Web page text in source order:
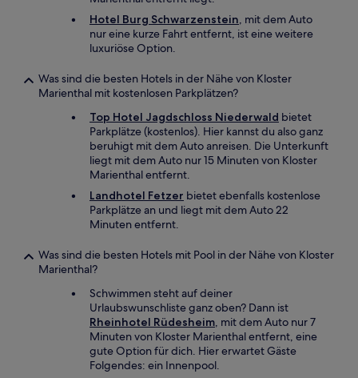
Hotel Burg Schwarzenstein, mit dem Auto
nur eine kurze Fahrt entfernt, ist eine weitere
luxuriöse Option.
Was sind die besten Hotels in der Nähe von Kloster
Marienthal mit kostenlosen Parkplätzen?
Top Hotel Jagdschloss Niederwald bietet
Parkplätze (kostenlos). Hier kannst du also ganz
beruhigt mit dem Auto anreisen. Die Unterkunft
liegt mit dem Auto nur 15 Minuten von Kloster
Marienthal entfernt.
Landhotel Fetzer bietet ebenfalls kostenlose
Parkplätze an und liegt mit dem Auto 22
Minuten entfernt.
Was sind die besten Hotels mit Pool in der Nähe von Kloster
Marienthal?
Schwimmen steht auf deiner
Urlaubswunschliste ganz oben? Dann ist
Rheinhotel Rüdesheim, mit dem Auto nur 7
Minuten von Kloster Marienthal entfernt, eine
gute Option für dich. Hier erwartet Gäste
Folgendes: ein Innenpool.